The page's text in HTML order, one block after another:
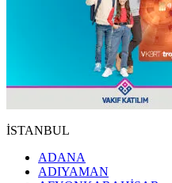
İSTANBUL
ADANA
ADIYAMAN